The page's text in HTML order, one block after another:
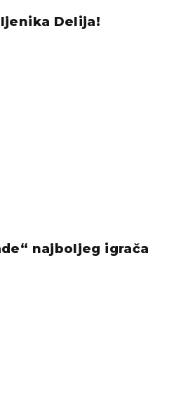
Delija!
najboljeg igrača